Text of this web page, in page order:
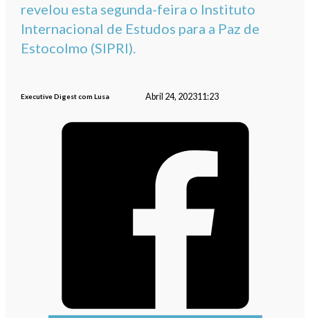
revelou esta segunda-feira o Instituto
Internacional de Estudos para a Paz de
Estocolmo (SIPRI).
Executive Digest com Lusa Abril 24, 202311:23